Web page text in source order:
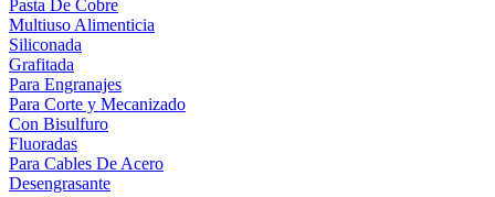
Pasta De Cobre
Multiuso Alimenticia
Siliconada
Grafitada
Para Engranajes
Para Corte y Mecanizado
Con Bisulfuro
Fluoradas
Para Cables De Acero
Desengrasante